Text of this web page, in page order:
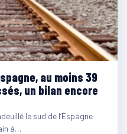
au moins 39
un bilan encore
le sud de l’Espagne
à…